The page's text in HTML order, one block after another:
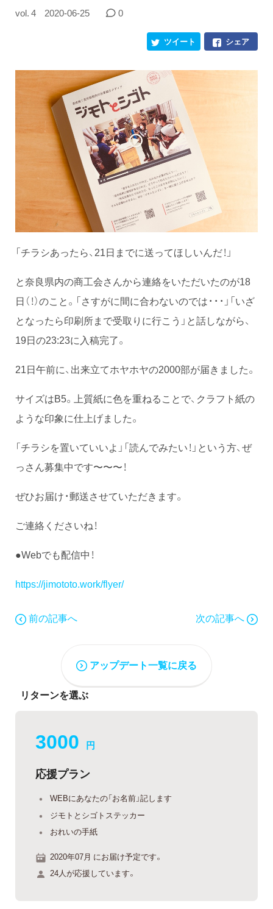
vol. 4 2020-06-25 0
シェア
ツイート
「チラシあったら、21日までに送ってほしいんだ！」
と奈良県内の商工会さんから連絡をいただいたのが18
日（！）のこと。「さすがに間に合わないのでは・・・」「いざ
となったら印刷所まで受取りに行こう」と話しながら、
19日の23:23に入稿完了。
21日午前に、出来立てホヤホヤの2000部が届きました。
サイズはB5。上質紙に色を重ねることで、クラフト紙の
ような印象に仕上げました。
「チラシを置いていいよ」「読んでみたい！」という方、ぜ
っさん募集中です〜〜〜！
ぜひお届け・郵送させていただきます。
ご連絡くださいね！
●Webでも配信中！
https://jimototo.work/flyer/
前の記事へ 次の記事へ
アップデート一覧に戻る
リターンを選ぶ
3000 円
応援プラン
WEBにあなたの「お名前」記します
ジモトとシゴトステッカー
おれいの手紙
2020年07月 にお届け予定です。
24人が応援しています。